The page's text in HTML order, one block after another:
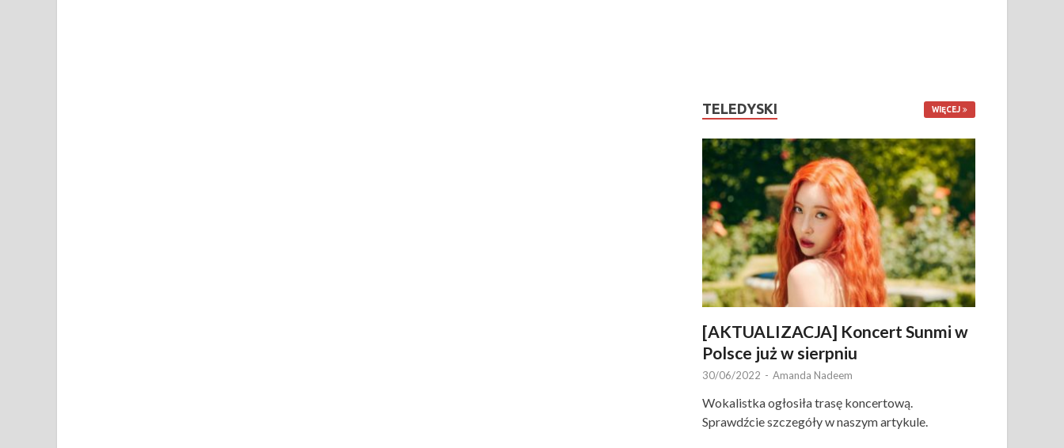
TELEDYSKI WIĘCEJ
[AKTUALIZACJA] Koncert Sunmi w
Polsce już w sierpniu
30/06/2022 - Amanda Nadeem
Wokalistka ogłosiła trasę koncertową.
Sprawdźcie szczegóły w naszym artykule.